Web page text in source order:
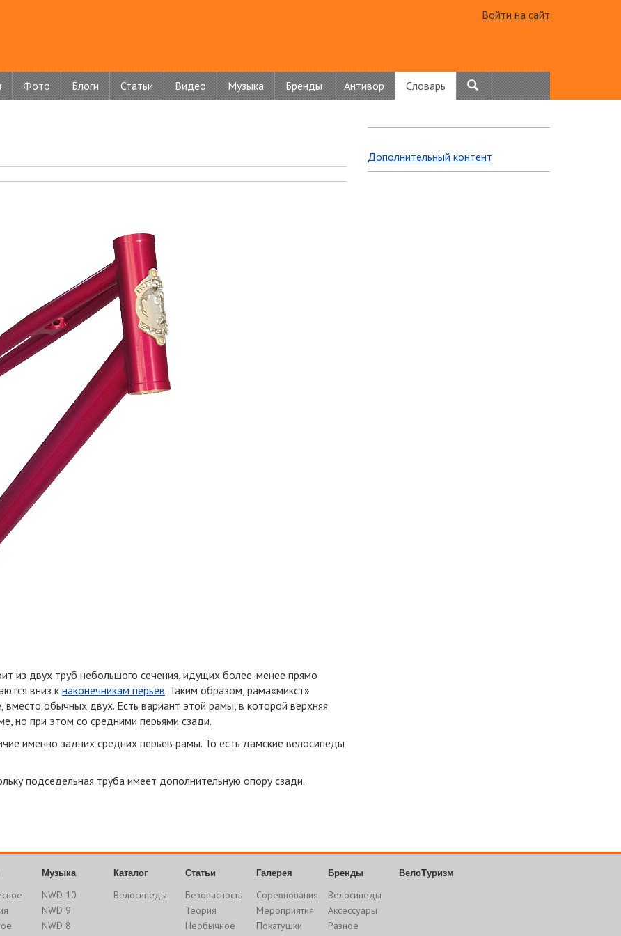
Войти на сайт
Фото Блоги Статьи Видео Музыка Бренды Антивор Словарь
из двух труб небольшого сечения, идущих более-менее прямо
вниз к наконечникам перьев. Таким образом, рама«микст»
вместо обычных двух. Есть вариант этой рамы, в которой верхняя
но при этом со средними перьями сзади.
именно задних средних перьев рамы. То есть дамские велосипеды
подседельная труба имеет дополнительную опору сзади.
Дополнительный контент
Музыка
NWD 10
NWD 9
NWD 8
Каталог
Велосипеды
Статьи
Безопасность
Теория
Необычное
Галерея
Соревнования
Мероприятия
Покатушки
Бренды
Велосипеды
Аксессуары
Разное
ВелоТуризм